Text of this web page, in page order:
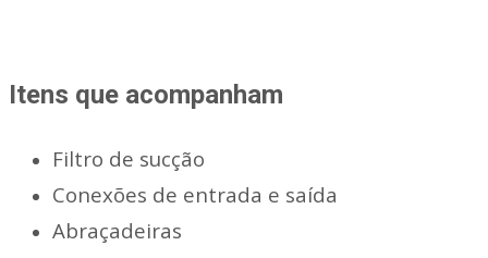
Itens que acompanham
Filtro de sucção
Conexões de entrada e saída
Abraçadeiras